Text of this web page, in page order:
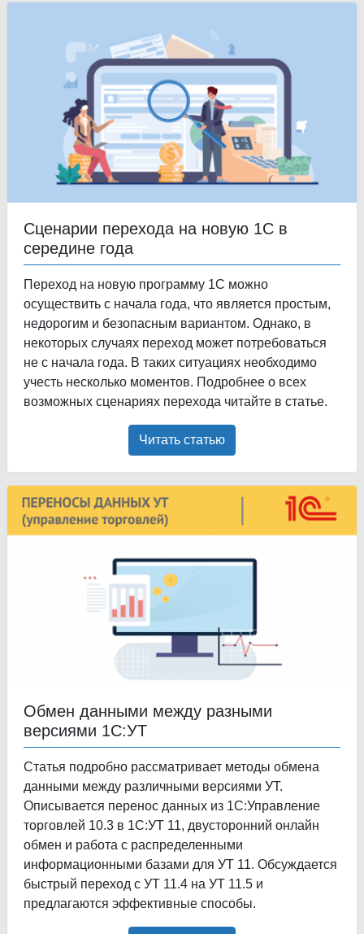
Сценарии перехода на новую 1С в
середине года
Переход на новую программу 1С можно
осуществить с начала года, что является простым,
недорогим и безопасным вариантом. Однако, в
некоторых случаях переход может потребоваться
не с начала года. В таких ситуациях необходимо
учесть несколько моментов. Подробнее о всех
возможных сценариях перехода читайте в статье.
Читать статью
Обмен данными между разными
версиями 1С:УТ
Статья подробно рассматривает методы обмена
данными между различными версиями УТ.
Описывается перенос данных из 1С:Управление
торговлей 10.3 в 1С:УТ 11, двусторонний онлайн
обмен и работа с распределенными
информационными базами для УТ 11. Обсуждается
быстрый переход с УТ 11.4 на УТ 11.5 и
предлагаются эффективные способы.